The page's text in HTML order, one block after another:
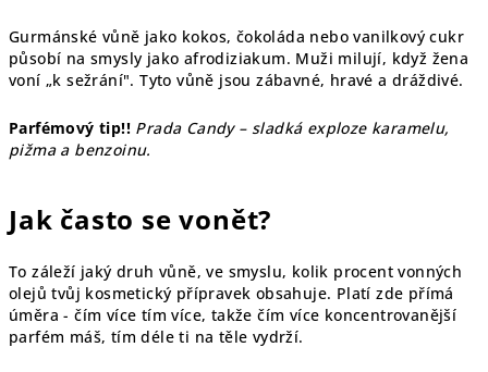
Gurmánské vůně jako kokos, čokoláda nebo vanilkový cukr
působí na smysly jako afrodiziakum. Muži milují, když žena
voní „k sežrání". Tyto vůně jsou zábavné, hravé a dráždivé.
Parfémový tip!! Prada Candy – sladká exploze karamelu,
pižma a benzoinu.
Jak často se vonět?
To záleží jaký druh vůně, ve smyslu, kolik procent vonných
olejů tvůj kosmetický přípravek obsahuje. Platí zde přímá
úměra - čím více tím více, takže čím více koncentrovanější
parfém máš, tím déle ti na těle vydrží.